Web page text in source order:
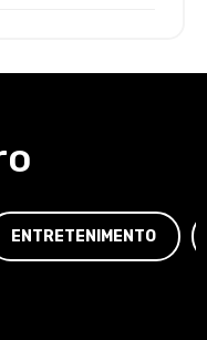
ENTRETENIMENTO